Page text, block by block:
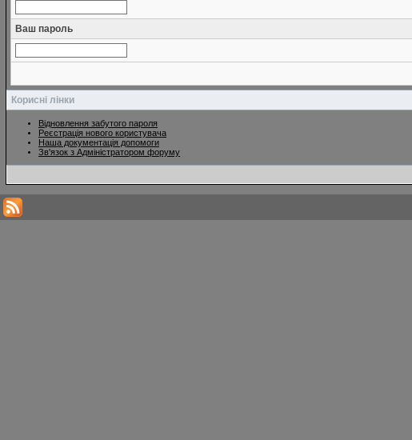
Ваш пароль
Корисні лінки
Відновлення забутого пароля
Реєстрація нового користувача
Наша документація допомоги
Зв'язок з Адміністратором форуму